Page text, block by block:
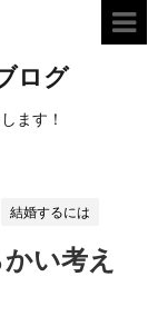
ログ
ます！
結婚するには
い考え